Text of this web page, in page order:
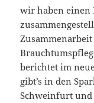
wir haben einen
berichtet im
gibt’s in den
Schweinfurt